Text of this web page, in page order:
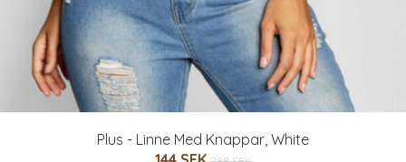
Plus - Linne Med Knappar, White